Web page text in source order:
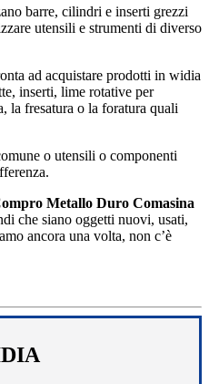
barre, cilindri e inserti grezzi
utensili e strumenti di diverso
ad acquistare prodotti in widia
inserti, lime rotative per
la fresatura o la foratura quali
o utensili o componenti
Metallo Duro Comasina
che siano oggetti nuovi, usati,
ancora una volta, non c’è